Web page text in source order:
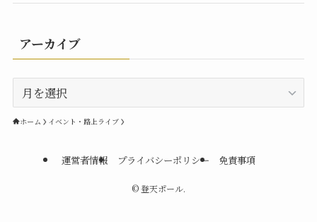
アーカイブ
ー
カホーム イベント・路上ライブ
運営者情報 プライバシーポリシー 免責事項
©登天ポール.